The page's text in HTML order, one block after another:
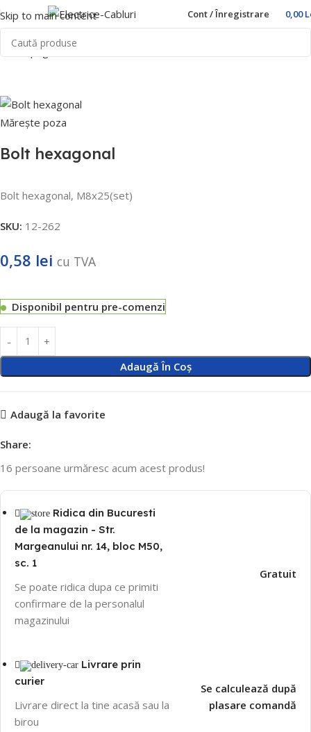
Skip to main content Cont / Înregistrare 0,00
Prima pagină
Mărește poza
Bolt hexagonal
Bolt hexagonal, M8x25(set)
SKU: 12-262
0,58 lei cu TVA
Disponibil pentru pre-comenzi
Adaugă În Coș
Adaugă la favorite
Share:
16 persoane urmăresc acum acest produs!
Ridica din Bucuresti
de la magazin - Str.
Margeanului nr. 14, bloc M50,
sc. 1
Se poate ridica dupa ce primiti
confirmare de la personalul
magazinului
Gratuit
Livrare prin
curier
Livrare direct la tine acasă sau la
birou
Se calculează după
plasare comandă